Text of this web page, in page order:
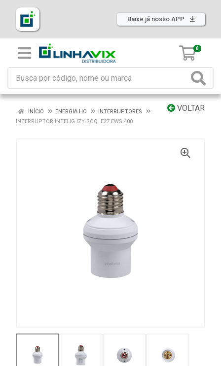
Baixe já nosso APP
0
VOLTAR
INÍCIO ENERGIA HO
INTERRUPTORES
INTERRUPTOR INTELIG IZY SOQ. E27 EWS 400